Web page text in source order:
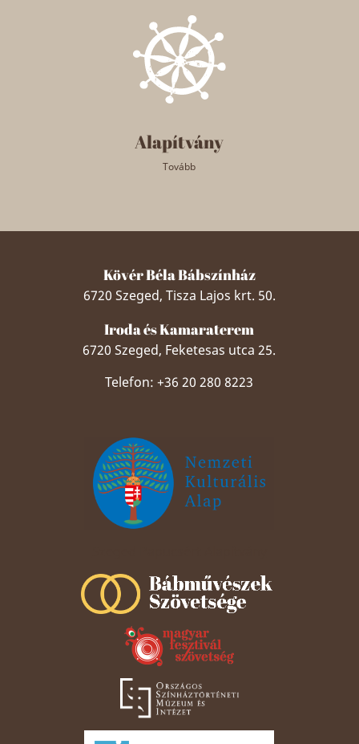
Alapítvány
Tovább
Kövér Béla Bábszínház
6720 Szeged, Tisza Lajos krt. 50.
Iroda és Kamaraterem
6720 Szeged, Feketesas utca 25.
Telefon: +36 20 280 8223